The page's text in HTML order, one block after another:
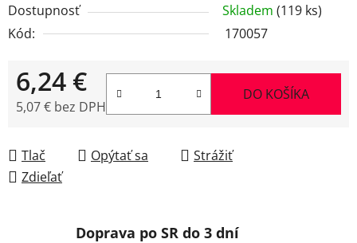
Dostupnosť Skladem (119 ks)
Kód:
170057
6,24 €
5,07 € bez DPH
DO KOŠÍKA
Tlač Opýtať sa
Strážiť
Zdieľať
Doprava po SR do 3 dní